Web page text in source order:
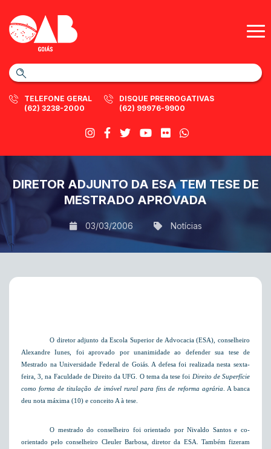
TELEFONE GERAL
(62) 3238-2000
DISQUE PRERROGATIVAS
(62) 99976-9900
DIRETOR ADJUNTO DA ESA TEM TESE DE
MESTRADO APROVADA
03/03/2006 Notícias
O diretor adjunto da Escola Superior de Advocacia (ESA), conselheiro
Alexandre Iunes, foi aprovado por unanimidade ao defender sua tese de
Mestrado na Universidade Federal de Goiás. A defesa foi realizada nesta sexta-
feira, 3, na Faculdade de Direito da UFG. O tema da tese foi Direito de Superfície
como forma de titulação de imóvel rural para fins de reforma agrária . A banca
deu nota máxima (10) e conceito A à tese.
O mestrado do conselheiro foi orientado por Nivaldo Santos e co-
orientado pelo conselheiro Cleuler Barbosa, diretor da ESA. Também fizeram